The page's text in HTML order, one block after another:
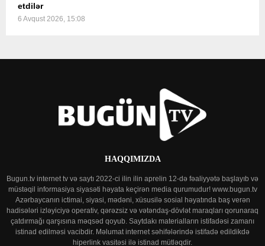
etdilər
6 Avqust 2026, 15:08
HAQQIMIZDA
Bugun.tv internet tv və saytı 2022-ci ilin ilin aprelin 12-də fəaliyyətə başlayıb və
müstəqil informasiya siyasəti həyata keçirən media qurumudur! www.bugun.tv
Azərbaycanın ictimai, siyasi, mədəni, xüsusilə sosial həyatında baş verən
hadisələri izləyiciyə operativ, qərəzsiz və vətəndaş-dövlət maraqları qorunaraq
çatdırmağı qarşısına məqsəd qoyub. Saytdakı materialların istifadəsi zamanı
istinad edilməsi vacibdir. Məlumat internet səhifələrində istifadə edildikdə
hiperlink vasitəsi ilə istinad mütləqdir.